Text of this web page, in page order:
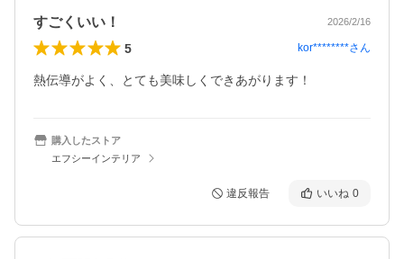
すごくいい！ 2026/2/16
5 kor********さん
購入したストア
エフシーインテリア
違反報告 いいね 0